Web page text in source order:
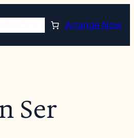
Arrange Now
Ser